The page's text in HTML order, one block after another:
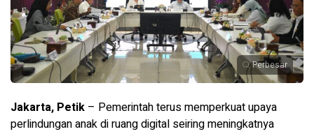
Perbesar
Jakarta, Petik – Pemerintah terus memperkuat upaya
perlindungan anak di ruang digital seiring meningkatnya